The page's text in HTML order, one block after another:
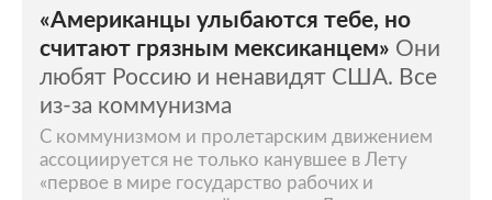
«Американцы улыбаются тебе, но
считают грязным мексиканцем» Они
любят Россию и ненавидят США. Все
из-за коммунизма
С коммунизмом и пролетарским движением
ассоциируется не только канувшее в Лету
«первое в мире государство рабочих и